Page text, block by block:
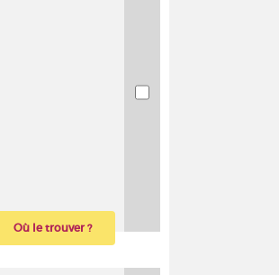
Où le trouver ?